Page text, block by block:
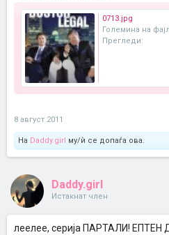
0713.jpg
Големина на
Прегледи:
8 август 2011
На Daddy.girl му/ѝ се допаѓа ова.
Daddy.girl
Истакнат член
леелее, серија ПАРТАЛИ! ЕПТЕН